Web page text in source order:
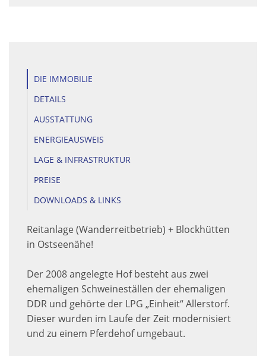
DIE IMMOBILIE
DETAILS
AUSSTATTUNG
ENERGIEAUSWEIS
LAGE & INFRASTRUKTUR
PREISE
DOWNLOADS & LINKS
Reitanlage (Wanderreitbetrieb) + Blockhütten
in Ostseenähe!
Der 2008 angelegte Hof besteht aus zwei
ehemaligen Schweineställen der ehemaligen
DDR und gehörte der LPG „Einheit“ Allerstorf.
Dieser wurden im Laufe der Zeit modernisiert
und zu einem Pferdehof umgebaut.